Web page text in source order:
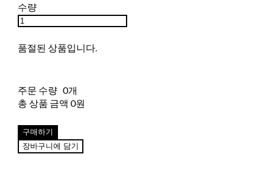
수량
품절된 상품입니다.
주문 수량 0개
총 상품 금액 0원
구매하기
장바구니에 담기